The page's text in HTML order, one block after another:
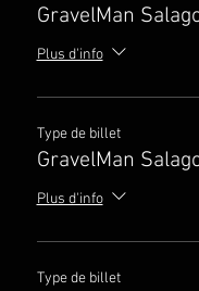
GravelMan
Plus d'info
Type de billet
GravelMan
Plus d'info
Type de billet